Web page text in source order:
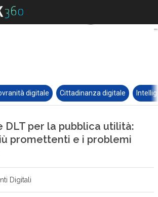
digitale Cittadinanza digitale
DLT per la pubblica utilità:
promettenti e i problemi
Digitali